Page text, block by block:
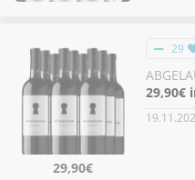
29,90€
29
29,90€